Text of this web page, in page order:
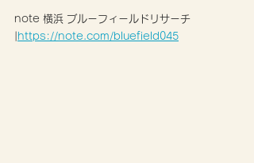
note 横浜 ブルーフィールドリサーチ
https://note.com/bluefield045